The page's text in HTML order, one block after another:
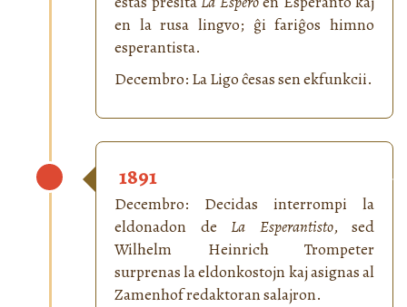
en la rusa lingvo; ĝi fariĝos himno
esperantista.
Decembro: La Ligo ĉesas sen ekfunkcii.
1891
Decembro: Decidas interrompi la
eldonadon de La Esperantisto, sed
Wilhelm Heinrich Trompeter
surprenas la eldonkostojn kaj asignas al
Zamenhof redaktoran salajron.